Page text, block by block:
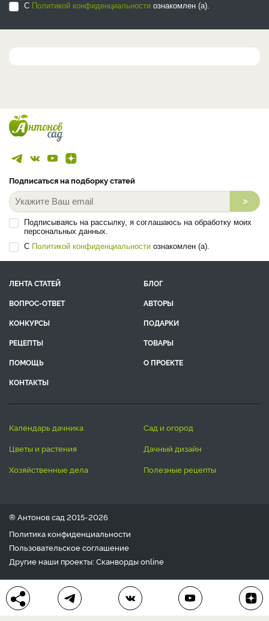
С Политикой конфиденциальности ознакомлен (а).
Подписаться на подборку статей
>
Подписываясь на рассылку, я соглашаюсь на обработку моих
персональных данных.
С Политикой конфиденциальности ознакомлен (а).
ЛЕНТА СТАТЕЙ
БЛОГ
ВОПРОС-ОТВЕТ
АВТОРЫ
КОНКУРСЫ
ПОДАРКИ
РЕЦЕПТЫ
ТОВАРЫ
ПОМОЩЬ
О ПРОЕКТЕ
КОНТАКТЫ
календарь дачника
сад и огород
цветы и растения
дачный дизайн
хозяйственные дела
полезные рецепты
® Антонов сад 2015-2026
Политика конфиденциальности
Пользовательское соглашение
Другие наши проекты: Сканвордыonline
Любое использование материала допускается только с
письменного согласия редакции